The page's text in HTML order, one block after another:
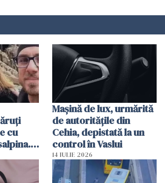
cu
îi caută
Mașină de lux, urmărită
de autoritățile din
Cehia, depistată la un
control în Vaslui
14 IULIE 2026